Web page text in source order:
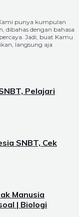
punya kumpulan
dibahas dengan bahasa
Jadi, buat Kamu
langsung aja
Pelajari
SNBT, Cek
Manusia
| Biologi